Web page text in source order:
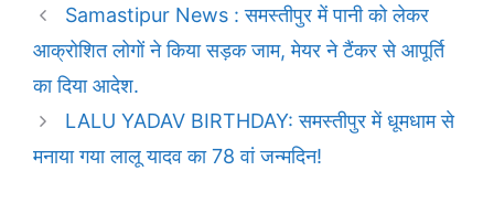
Samastipur News : समस्तीपुर में पानी को लेकर
आक्रोशित लोगों ने किया सड़क जाम, मेयर ने टैंकर से आपूर्ति
का दिया आदेश.
LALU YADAV BIRTHDAY: समस्तीपुर में धूमधाम से
मनाया गया लालू यादव का 78 वां जन्मदिन!